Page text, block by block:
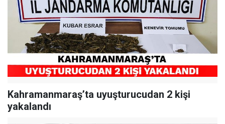
Kahramanmaraş’ta uyuşturucudan 2 kişi
yakalandı